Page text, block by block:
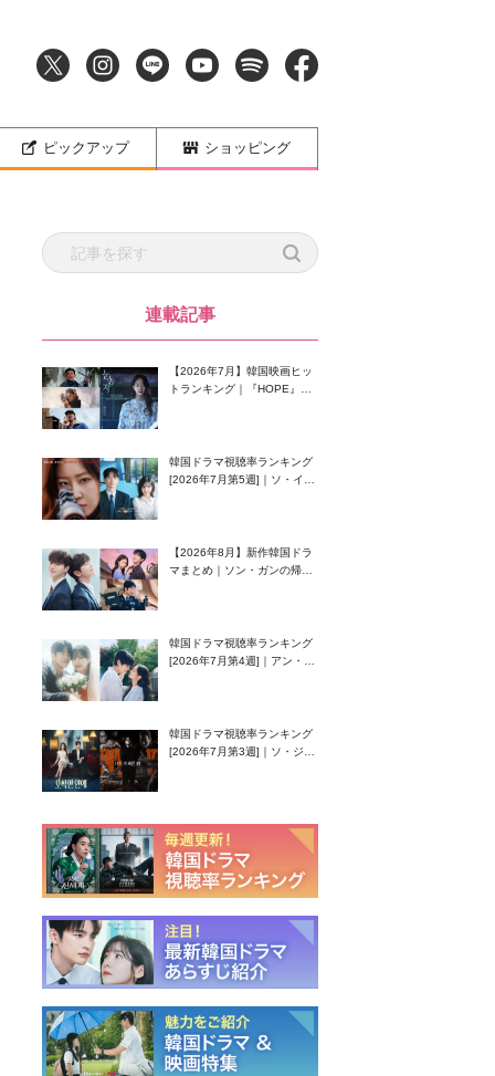
ピックアップ ショッピング
連載記事
【2026年7月】韓国映画ヒッ
トランキング｜『HOPE』が
韓国ドラマ視聴率ランキング
[2026年7月第5週]｜ソ・イン
【2026年8月】新作韓国ドラ
マまとめ｜ソン・ガンの帰
韓国ドラマ視聴率ランキング
[2026年7月第4週]｜アン・ヒ
韓国ドラマ視聴率ランキング
[2026年7月第3週]｜ソ・ジソ